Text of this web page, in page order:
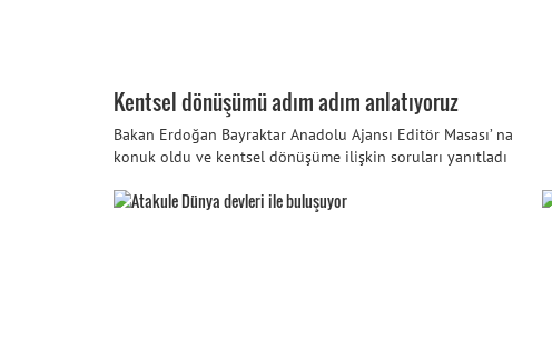
Kentsel dönüşümü adım adım anlatıyoruz
Bakan Erdoğan Bayraktar Anadolu Ajansı Editör Masası’ na
konuk oldu ve kentsel dönüşüme ilişkin soruları yanıtladı